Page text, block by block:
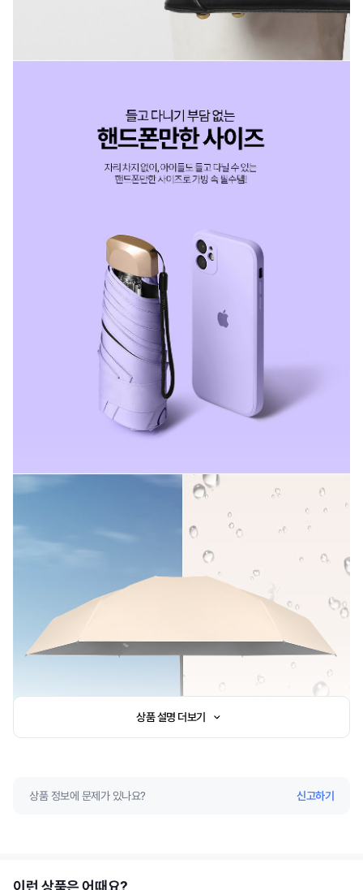
상품 설명 더보기
상품 정보에 문제가 있나요? 신고하기
이런 상품은 어때요?